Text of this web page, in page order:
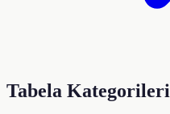
Tabela Kategorileri